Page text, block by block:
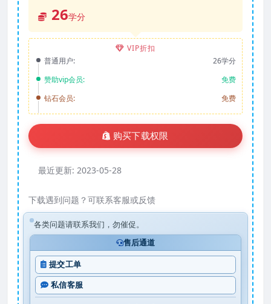
26学分
VIP折扣
普通用户:
26学分
赞助vip会员:
免费
钻石会员:
免费
购买下载权限
最近更新: 2023-05-28
下载遇到问题？可联系客服或反馈
各类问题请联系我们，勿催促。
售后通道
提交工单
私信客服